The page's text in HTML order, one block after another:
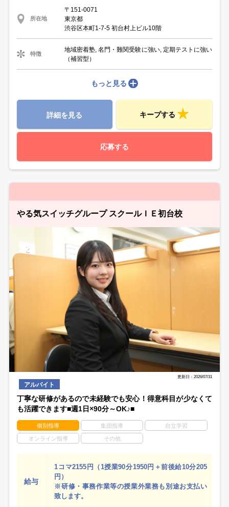
所在地
〒151-0071
東京都
渋谷区本町1-7-5 初台村上ビル10階
特徴
地域密着塾, 名門・難関受験に強い, 定期テストに強い
（補習型）
もっと見る
詳細を見る キープする
応募する
やる気スイッチグループ スクールＩＥ初台校
更新日：2026/07/31
アルバイト
丁寧な研修があるので未経験でも安心！得意科目が少なくて
も活躍できます■週1日×90分～OK♪■
個別指導 集団指導 自立学習
オンライン指導 その他
給与
1コマ2155円（1授業90分1950円＋前後給10分205
円）
※研修・事務作業等の授業外業務も別途お支払い
致します。